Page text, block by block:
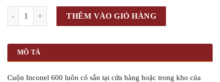
THÊM VÀO GIỎ HÀNG
MÔ TẢ
Cuộn Inconel 600 luôn có sẵn tại cửa hàng hoặc trong kho của